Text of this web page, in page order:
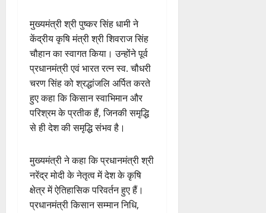
मुख्यमंत्री श्री पुष्कर सिंह धामी ने
केंद्रीय कृषि मंत्री श्री शिवराज सिंह
चौहान का स्वागत किया। उन्होंने पूर्व
प्रधानमंत्री एवं भारत रत्न स्व. चौधरी
चरण सिंह को श्रद्धांजलि अर्पित करते
हुए कहा कि किसान स्वाभिमान और
परिश्रम के प्रतीक हैं, जिनकी समृद्धि
से ही देश की समृद्धि संभव है।
मुख्यमंत्री ने कहा कि प्रधानमंत्री श्री
नरेंद्र मोदी के नेतृत्व में देश के कृषि
क्षेत्र में ऐतिहासिक परिवर्तन हुए हैं।
प्रधानमंत्री किसान सम्मान निधि,